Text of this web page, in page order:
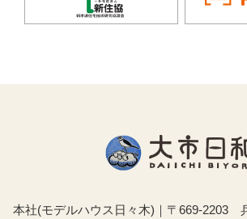
本社(モデルハウス日々木)｜〒669-2203